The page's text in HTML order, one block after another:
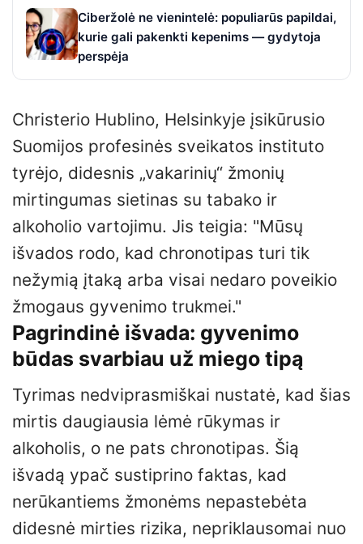
Ciberžolė ne vienintelė: populiarūs papildai,
kurie gali pakenkti kepenims — gydytoja
perspėja
Christerio Hublino, Helsinkyje įsikūrusio
Suomijos profesinės sveikatos instituto
tyrėjo, didesnis „vakarinių“ žmonių
mirtingumas sietinas su tabako ir
alkoholio vartojimu. Jis teigia:
Mūsų
išvados rodo, kad chronotipas turi tik
nežymią įtaką arba visai nedaro poveikio
žmogaus gyvenimo trukmei.
Pagrindinė išvada: gyvenimo
būdas svarbiau už miego tipą
Tyrimas nedviprasmiškai nustatė, kad šias
mirtis daugiausia lėmė rūkymas ir
alkoholis, o ne pats chronotipas. Šią
išvadą ypač sustiprino faktas, kad
nerūkantiems žmonėms nepastebėta
didesnė mirties rizika, nepriklausomai nuo